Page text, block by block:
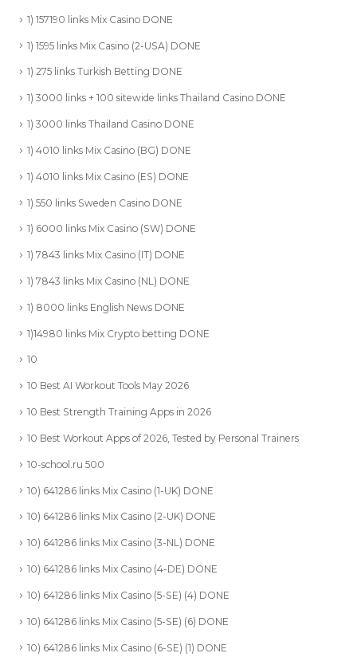
1) 157190 links Mix Casino DONE
1) 1595 links Mix Casino (2-USA) DONE
1) 275 links Turkish Betting DONE
1) 3000 links + 100 sitewide links Thailand Casino DONE
1) 3000 links Thailand Casino DONE
1) 4010 links Mix Casino (BG) DONE
1) 4010 links Mix Casino (ES) DONE
1) 550 links Sweden Casino DONE
1) 6000 links Mix Casino (SW) DONE
1) 7843 links Mix Casino (IT) DONE
1) 7843 links Mix Casino (NL) DONE
1) 8000 links English News DONE
1)14980 links Mix Crypto betting DONE
10
10 Best AI Workout Tools May 2026
10 Best Strength Training Apps in 2026
10 Best Workout Apps of 2026, Tested by Personal Trainers
10-school.ru 500
10) 641286 links Mix Casino (1-UK) DONE
10) 641286 links Mix Casino (2-UK) DONE
10) 641286 links Mix Casino (3-NL) DONE
10) 641286 links Mix Casino (4-DE) DONE
10) 641286 links Mix Casino (5-SE) (4) DONE
10) 641286 links Mix Casino (5-SE) (6) DONE
10) 641286 links Mix Casino (6-SE) (1) DONE